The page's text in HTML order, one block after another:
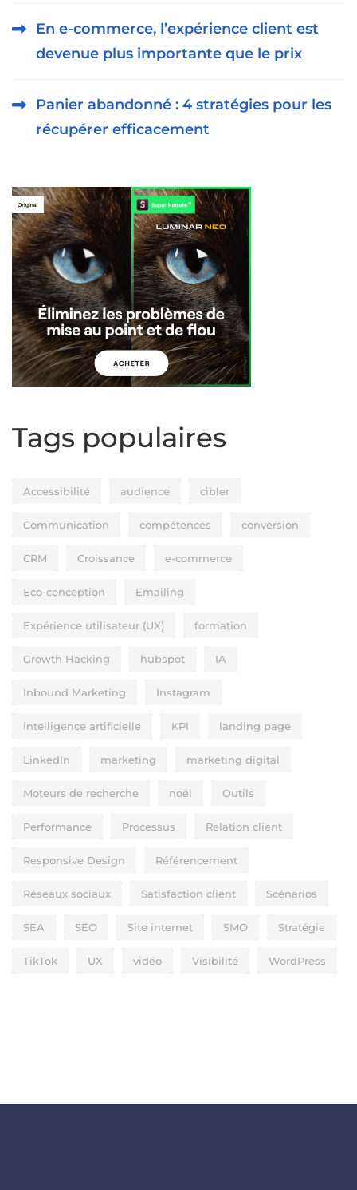
En e-commerce, l’expérience client est
devenue plus importante que le prix
Panier abandonné : 4 stratégies pour les
récupérer efficacement
Tags populaires
Accessibilité audience cibler
Communication compétences conversion
CRM Croissance e-commerce
Eco-conception Emailing
Expérience utilisateur (UX) formation
Growth Hacking hubspot IA
Inbound Marketing Instagram
intelligence artificielle KPI landing page
LinkedIn marketing marketing digital
Moteurs de recherche noël Outils
Performance Processus Relation client
Responsive Design Référencement
Réseaux sociaux Satisfaction client Scénarios
SEA SEO Site internet SMO Stratégie
TikTok UX vidéo Visibilité WordPress